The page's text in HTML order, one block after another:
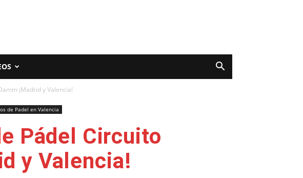
¡Madrid y Valencia!
de Padel en Valencia
Pádel Circuito
y Valencia!